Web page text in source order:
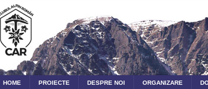
HOME PROIECTE DESPRE NOI ORGANIZARE